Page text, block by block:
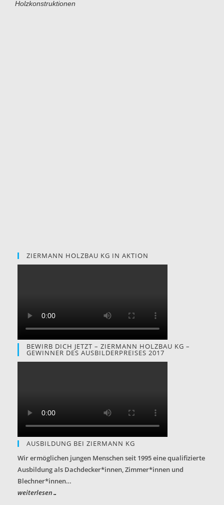
Holzkonstruktionen
ZIERMANN HOLZBAU KG IN AKTION
BEWIRB DICH JETZT – ZIERMANN HOLZBAU KG –
GEWINNER DES AUSBILDERPREISES 2017
AUSBILDUNG BEI ZIERMANN KG
Wir ermöglichen jungen Menschen seit 1995 eine qualifizierte
Ausbildung als Dachdecker*innen, Zimmer*innen und
Blechner*innen…
weiterlesen…